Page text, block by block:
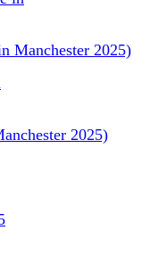
Manchester 2025)
2025)